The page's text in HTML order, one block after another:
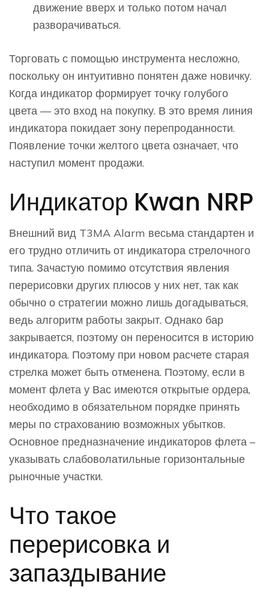
движение вверх и только потом начал
разворачиваться.
Торговать с помощью инструмента несложно,
поскольку он интуитивно понятен даже новичку.
Когда индикатор формирует точку голубого
цвета — это вход на покупку. В это время линия
индикатора покидает зону перепроданности.
Появление точки желтого цвета означает, что
наступил момент продажи.
Индикатор Kwan NRP
Внешний вид T3MA Alarm весьма стандартен и
его трудно отличить от индикатора стрелочного
типа. Зачастую помимо отсутствия явления
перерисовки других плюсов у них нет, так как
обычно о стратегии можно лишь догадываться,
ведь алгоритм работы закрыт. Однако бар
закрывается, поэтому он переносится в историю
индикатора. Поэтому при новом расчете старая
стрелка может быть отменена. Поэтому, если в
момент флета у Вас имеются открытые ордера,
необходимо в обязательном порядке принять
меры по страхованию возможных убытков.
Основное предназначение индикаторов флета –
указывать слабоволатильные горизонтальные
рыночные участки.
Что такое
перерисовка и
запаздывание